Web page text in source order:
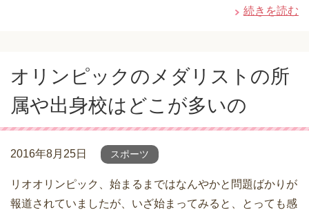
続きを読む
オリンピックのメダリストの所
属や出身校はどこが多いの
2016年8月25日 スポーツ
リオオリンピック、始まるまではなんやかと問題ばかりが
報道されていましたが、いざ始まってみると、とっても感